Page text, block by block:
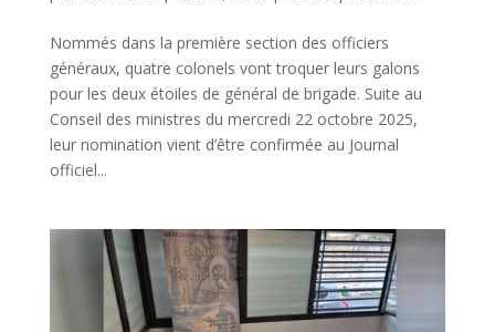
Nommés dans la première section des officiers
généraux, quatre colonels vont troquer leurs galons
pour les deux étoiles de général de brigade. Suite au
Conseil des ministres du mercredi 22 octobre 2025,
leur nomination vient d’être confirmée au Journal
officiel...